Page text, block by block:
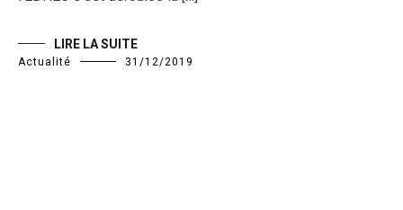
LIRE LA SUITE
Actualité 31/12/2019